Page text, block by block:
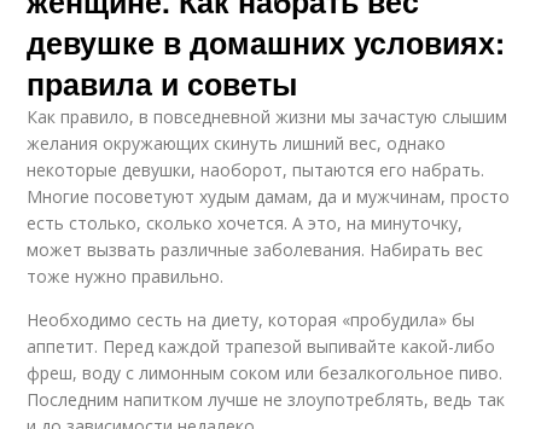
девушке в домашних условиях:
правила и советы
Как правило, в повседневной жизни мы зачастую слышим
желания окружающих скинуть лишний вес, однако
некоторые девушки, наоборот, пытаются его набрать.
Многие посоветуют худым дамам, да и мужчинам, просто
есть столько, сколько хочется. А это, на минуточку,
может вызвать различные заболевания. Набирать вес
тоже нужно правильно.
Необходимо сесть на диету, которая «пробудила» бы
аппетит. Перед каждой трапезой выпивайте какой-либо
фреш, воду с лимонным соком или безалкогольное пиво.
Последним напитком лучше не злоупотреблять, ведь так